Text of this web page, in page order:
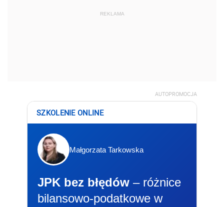
REKLAMA
AUTOPROMOCJA
SZKOLENIE ONLINE
Małgorzata Tarkowska
JPK bez błędów – różnice
bilansowo-podatkowe w